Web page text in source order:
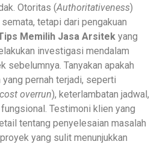
Otoritas (Authoritativeness)
tetapi dari pengakuan
Memilih Jasa Arsitek yang
investigasi mendalam
sebelumnya. Tanyakan apakah
pernah terjadi, seperti
cost overrun), keterlambatan jadwal,
Testimoni klien yang
tentang penyelesaian masalah
yang sulit menunjukkan